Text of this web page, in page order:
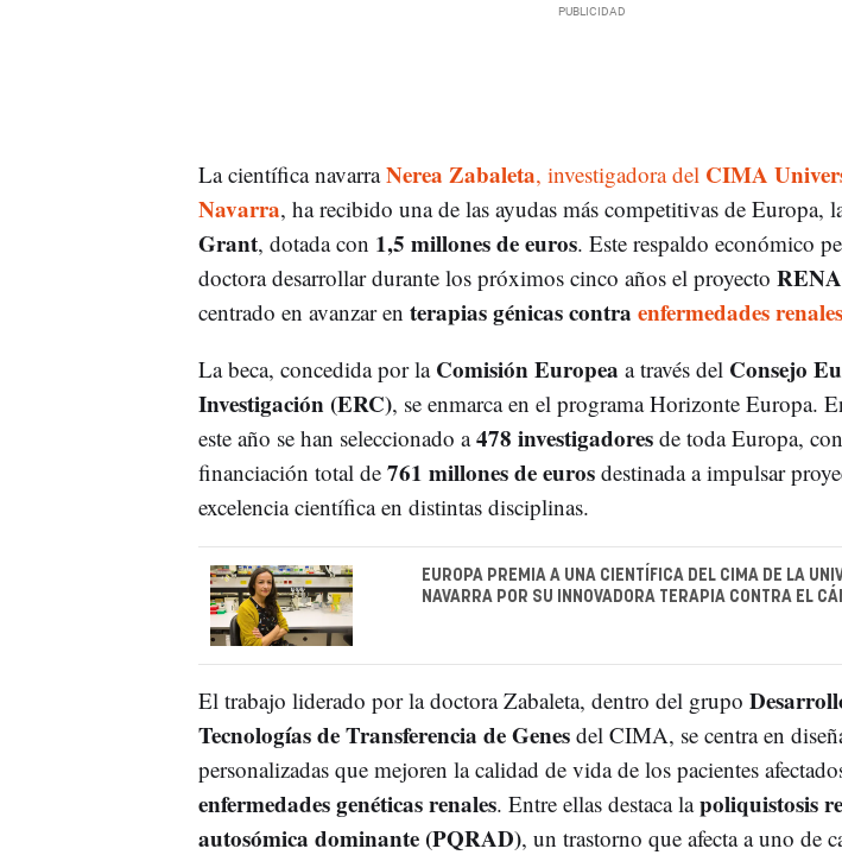
La científica navarraNerea Zabaleta, investigadora del CIMA
Navarra, ha recibido una de las ayudas más competitivas de Europa,
Grant, dotada con 1,5 millones de euros. Este respaldo económico
doctora desarrollar durante los próximos cinco años el proyecto
centrado en avanzar en terapias génicas contra enfermedades renales
La beca, concedida por la Comisión Europea a través del Consejo
Investigación (ERC), se enmarca en el programa Horizonte Europa.
este año se han seleccionado a478 investigadoresde toda Europa,
financiación total de 761 millones de eurosdestinada a impulsar
excelencia científica en distintas disciplinas.
EUROPA PREMIA A UNA CIENTÍFICA DEL CIMA DE LA
NAVARRA POR SU INNOVADORA TERAPIA CONTRA EL
El trabajo liderado por la doctora Zabaleta, dentro del grupo
Tecnologías de Transferencia de Genesdel CIMA, se centra en
personalizadas que mejoren la calidad de vida de los pacientes
enfermedades genéticas renales. Entre ellas destaca lapoliquistosis
autosómica dominante (PQRAD), un trastorno que afecta a uno de